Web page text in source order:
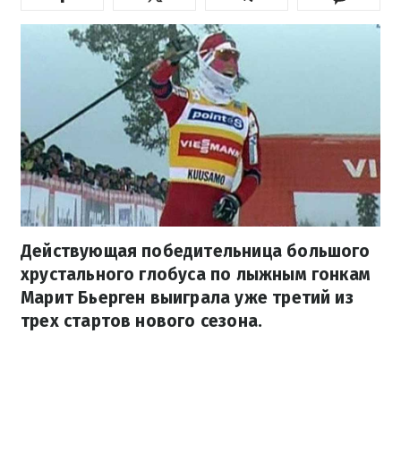
Действующая победительница большого
хрустального глобуса по лыжным гонкам
Марит Бьерген выиграла уже третий из
трех стартов нового сезона.